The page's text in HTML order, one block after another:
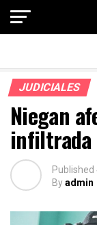
JUDICIALES
Niegan
infiltrada
Published
Byadmin